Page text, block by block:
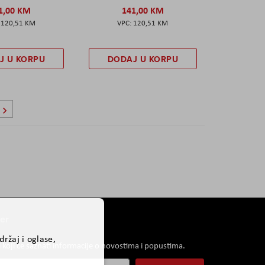
KM
120,51 KM
U KORPU
141,00 KM
120,51 KM
DODAJ U KORPU
će saznati informacije o novostima i popustima.
i oglase,